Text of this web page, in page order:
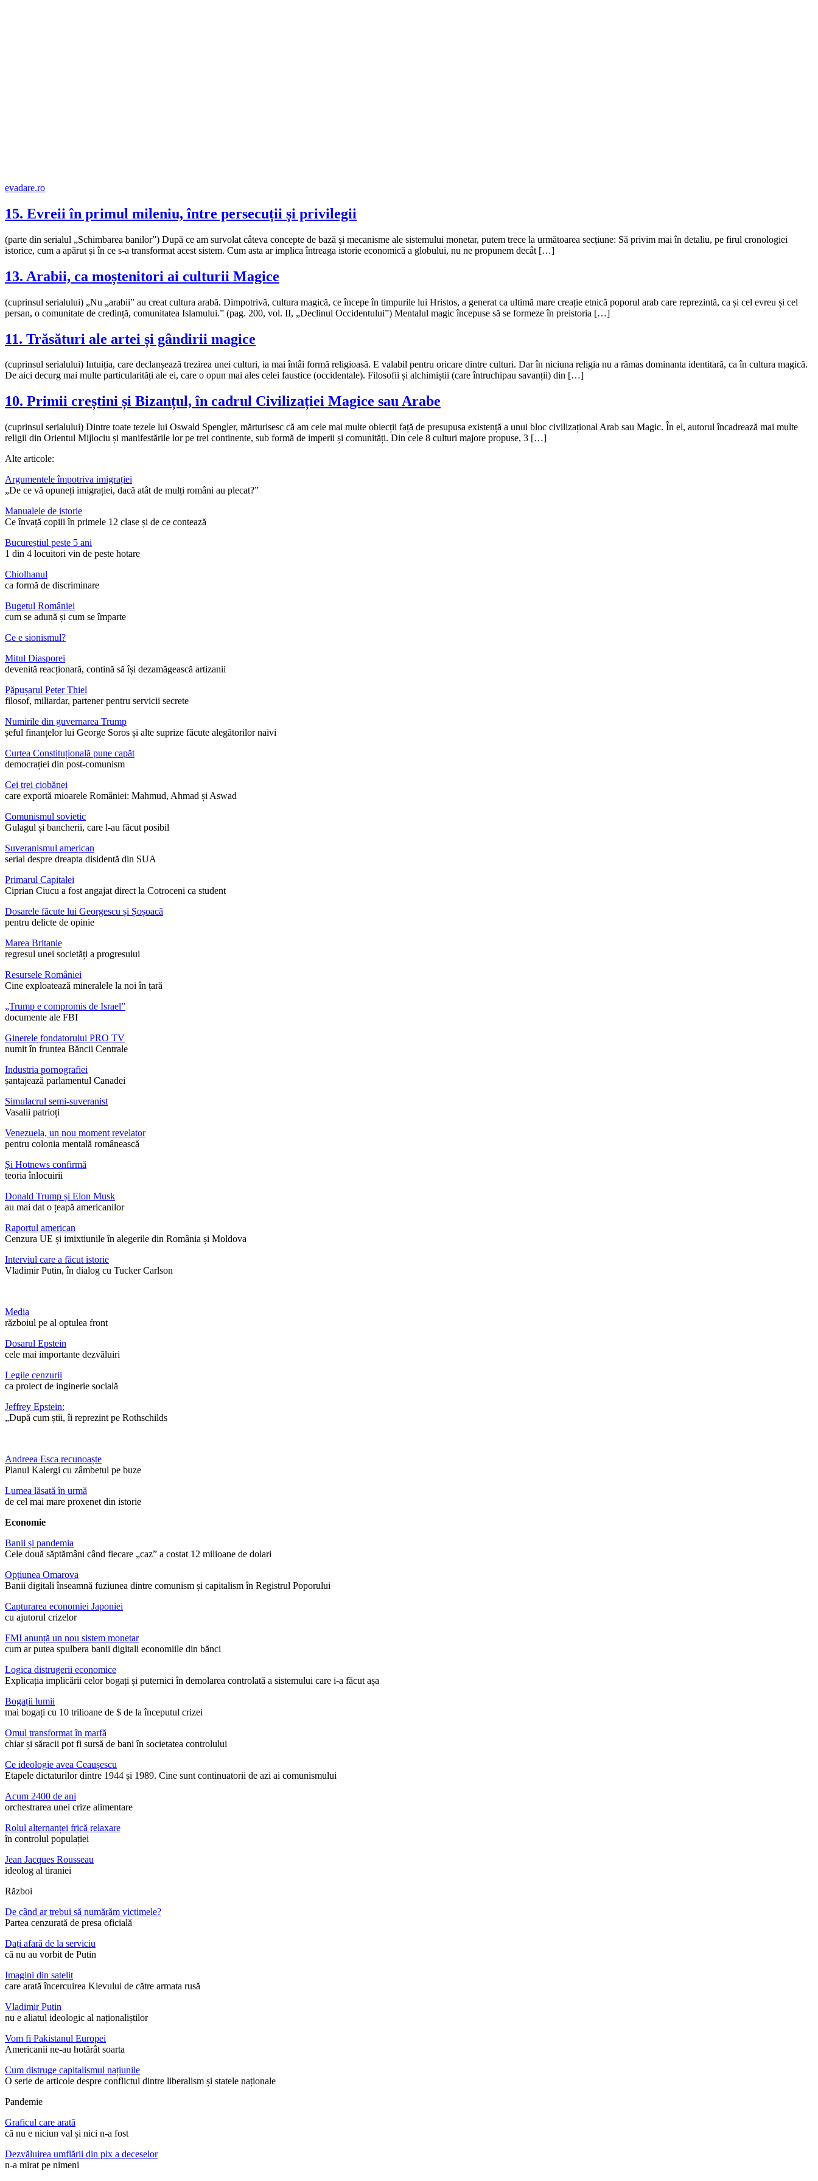
evadare.ro
15. Evreii în primul mileniu, între persecuții și privilegii
(parte din serialul „Schimbarea banilor”) După ce am survolat câteva concepte de bază și mecanisme ale sistemului monetar, putem trece la următoarea secțiune: Să privim mai în detaliu, pe firul cronologiei
istorice, cum a apărut și în ce s-a transformat acest sistem. Cum asta ar implica întreaga istorie economică a globului, nu ne propunem decât […]
13. Arabii, ca moștenitori ai culturii Magice
(cuprinsul serialului) „Nu „arabii” au creat cultura arabă. Dimpotrivă, cultura magică, ce începe în timpurile lui Hristos, a generat ca ultimă mare creație etnică poporul arab care reprezintă, ca și cel evreu și cel
persan, o comunitate de credință, comunitatea Islamului.” (pag. 200, vol. II, „Declinul Occidentului”) Mentalul magic începuse să se formeze în preistoria […]
11. Trăsături ale artei și gândirii magice
(cuprinsul serialului) Intuiția, care declanșează trezirea unei culturi, ia mai întâi formă religioasă. E valabil pentru oricare dintre culturi. Dar în niciuna religia nu a rămas dominanta identitară, ca în cultura magică.
De aici decurg mai multe particularități ale ei, care o opun mai ales celei faustice (occidentale). Filosofii și alchimiștii (care întruchipau savanții) din […]
10. Primii creștini și Bizanțul, în cadrul Civilizației Magice sau Arabe
(cuprinsul serialului) Dintre toate tezele lui Oswald Spengler, mărturisesc că am cele mai multe obiecții față de presupusa existență a unui bloc civilizațional Arab sau Magic. În el, autorul încadrează mai multe
religii din Orientul Mijlociu și manifestările lor pe trei continente, sub formă de imperii și comunități. Din cele 8 culturi majore propuse, 3 […]
Alte articole:
Argumentele împotriva imigrației
„De ce vă opuneți imigrației, dacă atât de mulți români au plecat?”
Manualele de istorie
Ce învață copiii în primele 12 clase și de ce contează
Bucureștiul peste 5 ani
1 din 4 locuitori vin de peste hotare
Chiolhanul
ca formă de discriminare
Bugetul României
cum se adună și cum se împarte
Ce e sionismul?
Mitul Diasporei
devenită reacționară, contină să își dezamăgească artizanii
Păpușarul Peter Thiel
filosof, miliardar, partener pentru servicii secrete
Numirile din guvernarea Trump
șeful finanțelor lui George Soros și alte suprize făcute alegătorilor naivi
Curtea Constituțională pune capăt
democrației din post-comunism
Cei trei ciobănei
care exportă mioarele României: Mahmud, Ahmad și Aswad
Comunismul sovietic
Gulagul și bancherii, care l-au făcut posibil
Suveranismul american
serial despre dreapta disidentă din SUA
Primarul Capitalei
Ciprian Ciucu a fost angajat direct la Cotroceni ca student
Dosarele făcute lui Georgescu și Șoșoacă
pentru delicte de opinie
Marea Britanie
regresul unei societăți a progresului
Resursele României
Cine exploatează mineralele la noi în țară
„Trump e compromis de Israel”
documente ale FBI
Ginerele fondatorului PRO TV
numit în fruntea Băncii Centrale
Industria pornografiei
șantajează parlamentul Canadei
Simulacrul semi-suveranist
Vasalii patrioți
Venezuela, un nou moment revelator
pentru colonia mentală românească
Și Hotnews confirmă
teoria înlocuirii
Donald Trump și Elon Musk
au mai dat o țeapă americanilor
Raportul american
Cenzura UE și imixtiunile în alegerile din România și Moldova
Interviul care a făcut istorie
Vladimir Putin, în dialog cu Tucker Carlson
Media
războiul pe al optulea front
Dosarul Epstein
cele mai importante dezvăluiri
Legile cenzurii
ca proiect de inginerie socială
Jeffrey Epstein:
„După cum știi, îi reprezint pe Rothschilds
Andreea Esca recunoaște
Planul Kalergi cu zâmbetul pe buze
Lumea lăsată în urmă
de cel mai mare proxenet din istorie
Economie
Banii și pandemia
Cele două săptămâni când fiecare „caz” a costat 12 milioane de dolari
Opțiunea Omarova
Banii digitali înseamnă fuziunea dintre comunism și capitalism în Registrul Poporului
Capturarea economiei Japoniei
cu ajutorul crizelor
FMI anunță un nou sistem monetar
cum ar putea spulbera banii digitali economiile din bănci
Logica distrugerii economice
Explicația implicării celor bogați și puternici în demolarea controlată a sistemului care i-a făcut așa
Bogații lumii
mai bogați cu 10 trilioane de $ de la începutul crizei
Omul transformat în marfă
chiar și săracii pot fi sursă de bani în societatea controlului
Ce ideologie avea Ceaușescu
Etapele dictaturilor dintre 1944 și 1989. Cine sunt continuatorii de azi ai comunismului
Acum 2400 de ani
orchestrarea unei crize alimentare
Rolul alternanței frică relaxare
în controlul populației
Jean Jacques Rousseau
ideolog al tiraniei
Război
De când ar trebui să numărăm victimele?
Partea cenzurată de presa oficială
Dați afară de la serviciu
că nu au vorbit de Putin
Imagini din satelit
care arată încercuirea Kievului de către armata rusă
Vladimir Putin
nu e aliatul ideologic al naționaliștilor
Vom fi Pakistanul Europei
Americanii ne-au hotărât soarta
Cum distruge capitalismul națiunile
O serie de articole despre conflictul dintre liberalism și statele naționale
Pandemie
Graficul care arată
că nu e niciun val și nici n-a fost
Dezvăluirea umflării din pix a deceselor
n-a mirat pe nimeni